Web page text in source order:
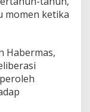
momen ketika
Habermas,